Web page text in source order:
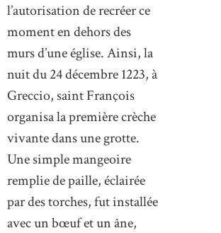
l’autorisation de recréer ce
moment en dehors des
murs d’une église. Ainsi, la
nuit du 24 décembre 1223, à
Greccio, saint François
organisa la première crèche
vivante dans une grotte.
Une simple mangeoire
remplie de paille, éclairée
par des torches, fut installée
avec un bœuf et un âne,